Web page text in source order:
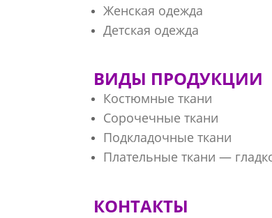
Женская одежда
Детская одежда
ВИДЫ ПРОДУКЦИИ
Костюмные ткани
Сорочечные ткани
Подкладочные ткани
Плательные ткани —
КОНТАКТЫ